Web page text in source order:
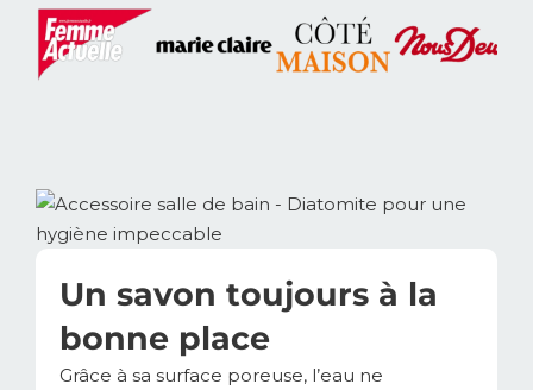
Un savon toujours à la
bonne place
Grâce à sa surface poreuse, l’eau ne